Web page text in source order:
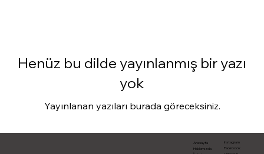
Henüz bu dilde yayınlanmış bir yazı
yok
Yayınlanan yazıları burada göreceksiniz.
Anasayfa
Hakkımızda
Instagram
Facebook